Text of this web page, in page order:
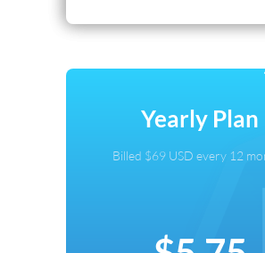
Yearly Plan
Billed $69 USD every 12
Local